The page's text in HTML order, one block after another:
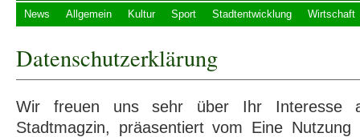
News Allgemein Kultur Sport Stadtentwicklung Wirtschaft
Datenschutzerklärung
Wir freuen uns sehr über Ihr Interesse
Stadtmagzin, präasentiert vom Eine